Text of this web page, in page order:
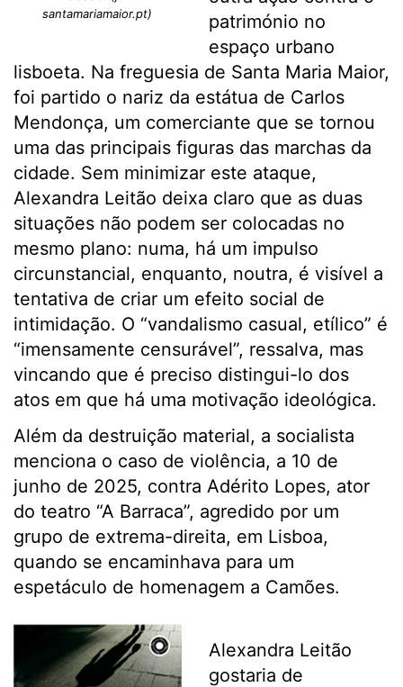
santamariamaior.pt)
património no
espaço urbano
lisboeta. Na freguesia de Santa Maria Maior,
foi partido o nariz da estátua de Carlos
Mendonça, um comerciante que se tornou
uma das principais figuras das marchas da
cidade. Sem minimizar este ataque,
Alexandra Leitão deixa claro que as duas
situações não podem ser colocadas no
mesmo plano: numa, há um impulso
circunstancial, enquanto, noutra, é visível a
tentativa de criar um efeito social de
intimidação. O “vandalismo casual, etílico” é
“imensamente censurável”, ressalva, mas
vincando que é preciso distingui-lo dos
atos em que há uma motivação ideológica.
Além da destruição material, a socialista
menciona o caso de violência, a 10 de
junho de 2025, contra Adérito Lopes, ator
do teatro “A Barraca”, agredido por um
grupo de extrema-direita, em Lisboa,
quando se encaminhava para um
espetáculo de homenagem a Camões.
Alexandra Leitão
gostaria de